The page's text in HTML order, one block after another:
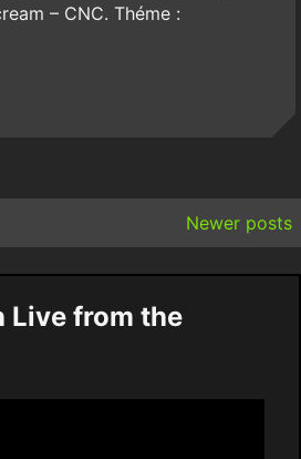
– CNC. Théme :
Newer posts
Live from the